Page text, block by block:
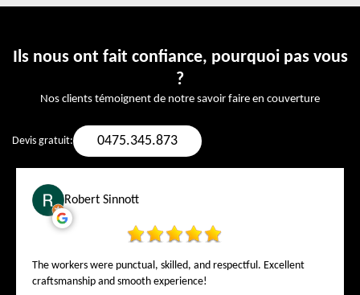
Ils nous ont fait confiance, pourquoi pas vous
?
Nos clients témoignent de notre savoir faire en couverture
Devis gratuit: 0475.345.873
Robert Sinnott
The workers were punctual, skilled, and respectful. Excellent
craftsmanship and smooth experience!